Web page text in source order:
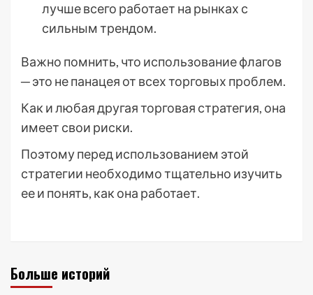
лучше всего работает на рынках с
сильным трендом.
Важно помнить, что использование флагов
─ это не панацея от всех торговых проблем.
Как и любая другая торговая стратегия, она
имеет свои риски.
Поэтому перед использованием этой
стратегии необходимо тщательно изучить
ее и понять, как она работает.
Больше историй